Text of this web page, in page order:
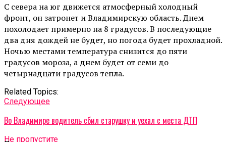
С севера на юг движется атмосферный холодный
фронт, он затронет и Владимирскую область. Днем
похолодает примерно на 8 градусов. В последующие
два дня дождей не будет, но погода будет прохладной.
Ночью местами температура снизится до пяти
градусов мороза, а днем будет от семи до
четырнадцати градусов тепла.
Related Topics:
Cледующее
Во Владимире водитель сбил старушку и уехал с места ДТП
Не пропустите